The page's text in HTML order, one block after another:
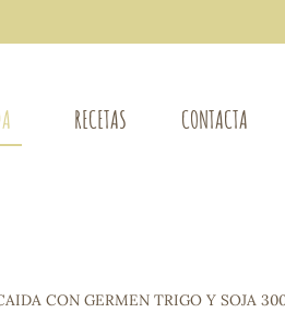
RECETAS CONTACTA
CON GERMEN TRIGO Y SOJA